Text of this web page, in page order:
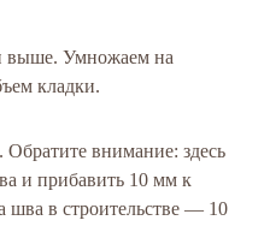
выше. Умножаем на
кладки.
внимание: здесь
и прибавить 10 мм к
шва в строительстве — 10